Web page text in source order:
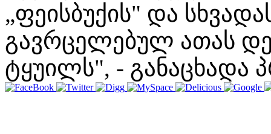
„ფეისბუქის" და
გავრცელებულ ათას
ტყუილს", - განაცხადა